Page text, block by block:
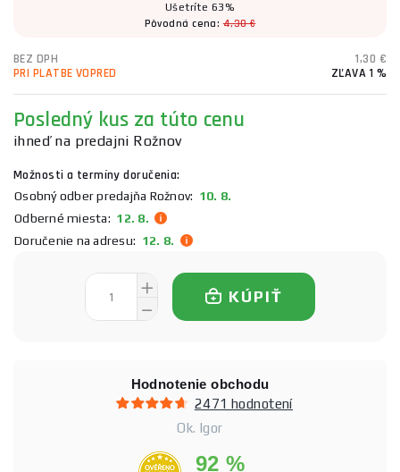
Ušetríte 63%
Pôvodná cena:4,30 €
BEZ DPH
1,30 €
PRI PLATBE VOPRED
ZĽAVA 1 %
Posledný kus za túto cenu
ihneď na predajni Rožnov
Možnosti a termíny doručenia:
Osobný odber predajňa Rožnov: 10. 8.
Odberné miesta: 12. 8.
Doručenie na adresu: 12. 8.
KÚPIŤ
Hodnotenie obchodu
2471 hodnotení
Ok. Igor
92 %